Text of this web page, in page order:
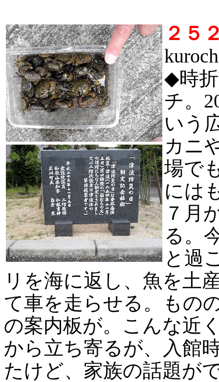
２
◆時
チ。
いう
カニ
場で
には
７月
る。
と過
リを海に返し、魚を土
て車を走らせる。もの
の案内板が。こんな近
から立ち寄るが、入館
たけど、家族の話題が